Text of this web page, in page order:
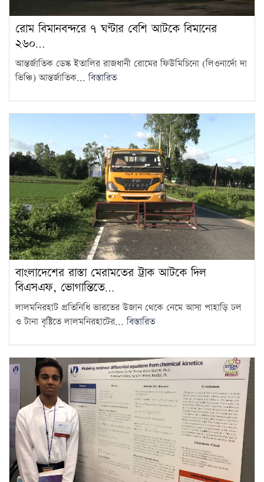
13
শক্তিশালী হবে: মির্জা ফখরুল
14
জীবন দুর্বিষহ হয়ে উঠেছে: ডা.
শফিকুর রহমান
15
ওষুধ কোম্পানির আনন্দ ভ্রমণে
গেছেন চিকিৎসকরা, হাসপাতালে
ভোগান্তিতে রোগীরা
রোম বিমানবন্দরে ৭ ঘণ্টার বেশি আটকে বিমানের
২৬০…
আন্তর্জাতিক ডেস্ক ইতালির রাজধানী রোমের ফিউমিচিনো (লিওনার্দো দা
ভিঞ্চি) আন্তর্জাতিক...বিস্তারিত
বাংলাদেশের রাস্তা মেরামতের ট্রাক আটকে দিল
বিএসএফ, ভোগান্তিতে…
লালমনিরহাট প্রতিনিধি ভারতের উজান থেকে নেমে আসা পাহাড়ি ঢল
ও টানা বৃষ্টিতে লালমনিরহাটের...বিস্তারিত